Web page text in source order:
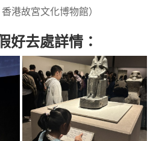
香港故宮文化博物館）
好去處詳情：